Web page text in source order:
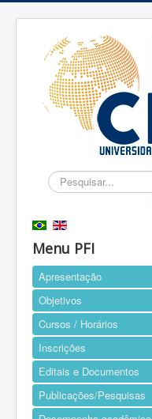
Pesquisar...
Menu PFI
Apresentação
Objetivos
Cursos / Horários
Inscrições
Editais e Documentos
Publicações/Pesquisas